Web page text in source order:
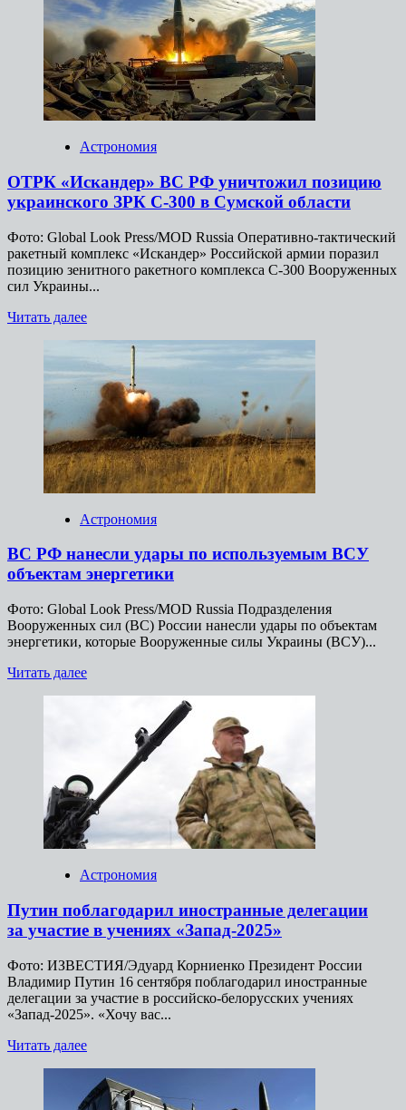
РФ
освободили
населенный
пункт
Калиновское
в
Днепропетровской
области
Астрономия
ОТРК «Искандер» ВС РФ уничтожил позицию
украинского ЗРК С-300 в Сумской области
Фото: Global Look Press/MOD Russia Оперативно-тактический
ракетный комплекс «Искандер» Российской армии поразил
позицию зенитного ракетного комплекса С-300 Вооруженных
сил Украины...
Читать далееПрочитать
ОТРК
«Искандер»
ВС
РФ
уничтожил
позицию
украинского
ЗРК
С-300
Сумской
Астрономия
ВС РФ нанесли удары по используемым ВСУ
объектам энергетики
Фото: Global Look Press/MOD Russia Подразделения
Вооруженных сил (ВС) России нанесли удары по объектам
энергетики, которые Вооруженные силы Украины (ВСУ)...
Читать далееПрочитать
нанесли
удары
по
используемым
ВСУ
объектам
энергетики
Астрономия
Путин поблагодарил иностранные делегации
за участие в учениях «Запад-2025»
Фото: ИЗВЕСТИЯ/Эдуард Корниенко Президент России
Владимир Путин 16 сентября поблагодарил иностранные
делегации за участие в российско-белорусских учениях
«Запад-2025». «Хочу вас...
Читать далееПрочитать
Путин